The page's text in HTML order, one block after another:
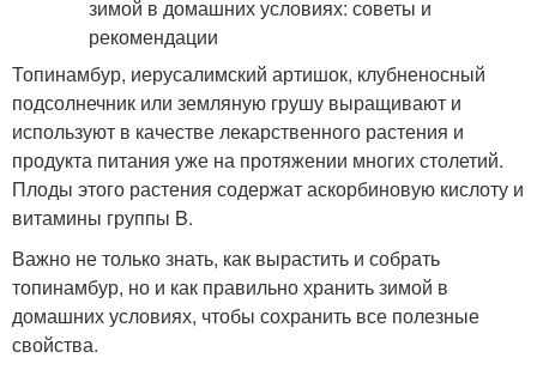
Топинамбур, иерусалимский артишок, клубненосный
подсолнечник или земляную грушу выращивают и
используют в качестве лекарственного растения и
продукта питания уже на протяжении многих столетий.
Плоды этого растения содержат аскорбиновую кислоту и
витамины группы B.
Важно не только знать, как вырастить и собрать
топинамбур, но и как правильно хранить зимой в
домашних условиях, чтобы сохранить все полезные
свойства.